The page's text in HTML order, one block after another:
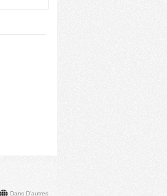
Dans D'autres